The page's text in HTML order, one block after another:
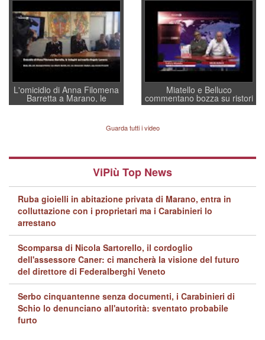
convochi con Di Maio CNCU
a supporto della cabina di
regia al Mef
residenti”
L'omicidio di Anna Filomena
Barretta a Marano, le
indagini dei carabinieri di
quelle di... Barbara D'Urso
Miatello e Belluco
commentano bozza su ristori
BPVi e Veneto Banca
Guarda tutti i video
ViPiù Top News
Ruba gioielli in abitazione privata di Marano, entra in
colluttazione con i proprietari ma i Carabinieri lo
arrestano
Scomparsa di Nicola Sartorello, il cordoglio
dell'assessore Caner: ci mancherà la visione del futuro
del direttore di Federalberghi Veneto
Serbo cinquantenne senza documenti, i Carabinieri di
Schio lo denunciano all'autorità: sventato probabile
furto